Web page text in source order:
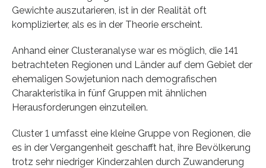
Gewichte auszutarieren, ist in der Realität oft
komplizierter, als es in der Theorie erscheint.
Anhand einer Clusteranalyse war es möglich, die 141
betrachteten Regionen und Länder auf dem Gebiet der
ehemaligen Sowjetunion nach demografischen
Charakteristika in fünf Gruppen mit ähnlichen
Herausforderungen einzuteilen.
Cluster 1 umfasst eine kleine Gruppe von Regionen, die
es in der Vergangenheit geschafft hat, ihre Bevölkerung
trotz sehr niedriger Kinderzahlen durch Zuwanderung